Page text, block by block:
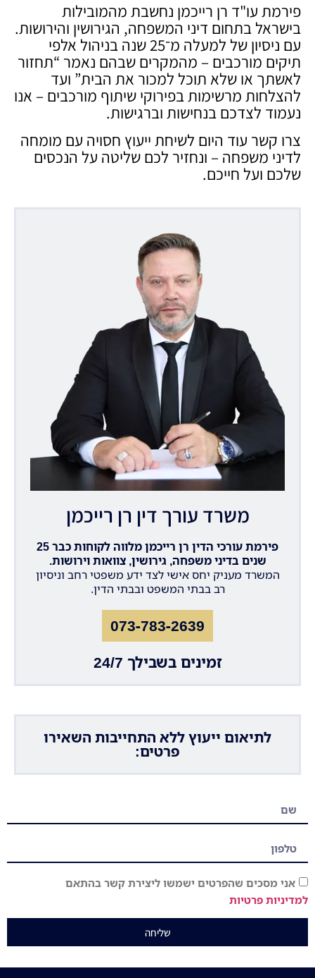
פירמת עו"ד רן רייכמן נחשבת מהמובילות
בישראל בתחום דיני המשפחה, הגירושין והירושות.
עם ניסיון של למעלה מ־25 שנה בניהול אלפי
תיקים מורכבים – מהמקרים שבהם נאמר “תחזור
לאשתך או שלא תוכל למכור את הבית” ועד
להצלחות מרשימות בפירוקי שיתוף מורכבים – אנו
נעמוד לצדכם בנחישות וברגישות.
צרו קשר עוד היום לשיחת ייעוץ חסויה עם מומחה
לדיני משפחה – ונחזיר לכם שליטה על הנכסים
שלכם ועל חייכם.
משרד עורך דין רן רייכמן
פירמת עורכי הדין רן רייכמן מלווה לקוחות כבר 25
שנים בדיני משפחה, גירושין, צוואות וירושות.
המשרד מעניק יחס אישי לצד ידע משפטי רחב וניסיון
רב בבתי המשפט ובבתי הדין.
073-783-2639
זמינים בשבילך 24/7
לתיאום ייעוץ ללא התחייבות השאירו
פרטים:
אני מסכים שהפרטים ישמשו ליצירת קשר בהתאם
למדיניות פרטיות
שליחה